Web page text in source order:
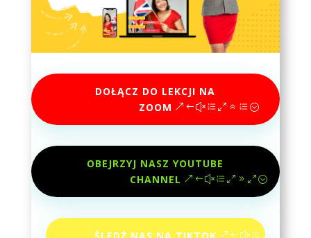
DOŁĄCZ DO LEKCJI NA
ZOOM
OBEJRZYJ NASZ YOUTUBE
CHANNEL